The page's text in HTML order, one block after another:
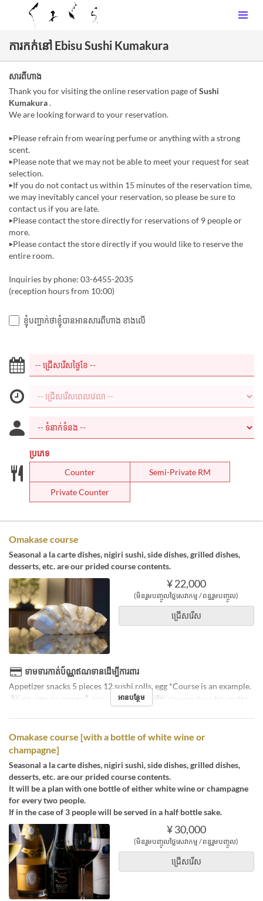
ការកក់នៅ Ebisu Sushi Kumakura
សារពីហាង
Thank you for visiting the online reservation page ofSushi
Kumakura.
We are looking forward to your reservation.
▶Please refrain from wearing perfume or anything with a strong
scent.
▶Please note that we may not be able to meet your request for seat
selection.
▶If you do not contact us within 15 minutes of the reservation time,
we may inevitably cancel your reservation, so please be sure to
contact us if you are late.
▶Please contact the store directly for reservations of 9 people or
more.
▶Please contact the store directly if you would like to reserve the
entire room.
Inquiries by phone: 03-6455-2035
(reception hours from 10:00)
ខ្ញុំបញ្ជាក់ថាខ្ញុំបានអានសារពីហាង ខាងលើ
ប្រភេទ
Counter
Semi-Private RM
Private Counter
Omakase course
Seasonal a la carte dishes, nigiri sushi, side dishes, grilled dishes,
desserts, etc. are our prided course contents.
¥ 22,000
(មិនរួមបញ្ចូលថ្លៃសេវាកម្ម / ពន្ធរួមបញ្ចូល)
ជ្រើសរើស
ទាមទារកាត់ប័ណ្ណឥណទានដើម្បីការពារ
Appetizer snacks 5 pieces 12 sushi rolls, egg *Course is an example.
ថ្ងៃ ចន្ទ, អង្គារ, ពុធ, ព្រហស្បតិ៍, សុក្រ, សៅរ៍ ប្រភេទកន្រ្ត័តាំង Counter, Semi-Private RM
អានបន្ថែម
Omakase course [with a bottle of white wine or
champagne]
Seasonal a la carte dishes, nigiri sushi, side dishes, grilled dishes,
desserts, etc. are our prided course contents.
It will be a plan with one bottle of either white wine or champagne
for every two people.
If in the case of 3 people will be served in a half bottle sake.
¥ 30,000
(មិនរួមបញ្ចូលថ្លៃសេវាកម្ម / ពន្ធរួមបញ្ចូល)
ជ្រើសរើស